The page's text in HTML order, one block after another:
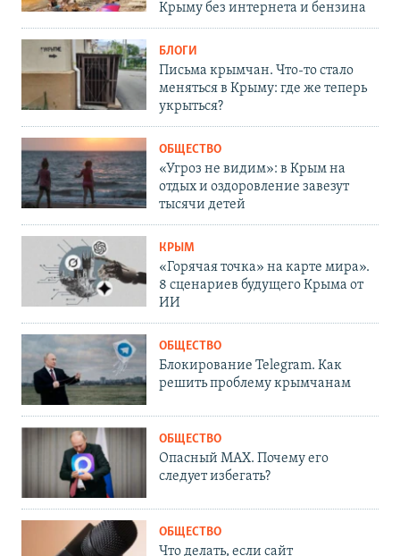
Крыму без интернета и бензина
БЛОГИ
Письма крымчан. Что-то стало
меняться в Крыму: где же теперь
укрыться?
ОБЩЕСТВО
«Угроз не видим»: в Крым на
отдых и оздоровление завезут
тысячи детей
КРЫМ
«Горячая точка» на карте мира».
8 сценариев будущего Крыма от
ИИ
ОБЩЕСТВО
Блокирование Telegram. Как
решить проблему крымчанам
ОБЩЕСТВО
Опасный MAX. Почему его
следует избегать?
ОБЩЕСТВО
Что делать, если сайт